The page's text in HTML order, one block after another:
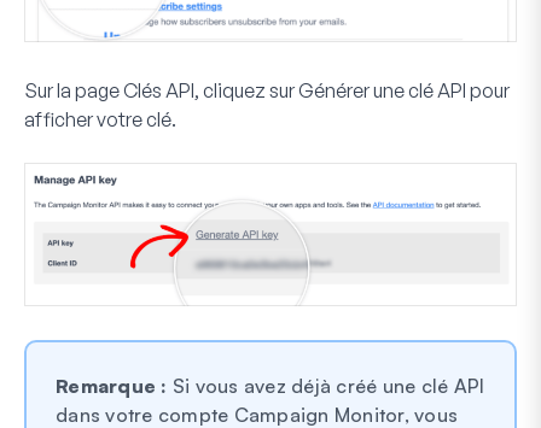
Sur la page Clés API, cliquez surGénérer une clé API pour
afficher votre clé.
Remarque : Si vous avez déjà créé une clé API
dans votre compte Campaign Monitor, vous